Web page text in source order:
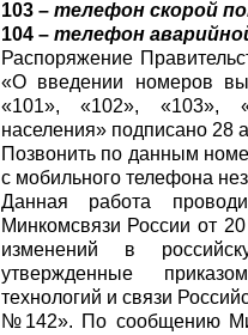
103 – телефон скорой
104 – телефон
Распоряжение
«О введении номеров
«101», «102», «103»,
населения» подписано 28
Позвонить по данным
с мобильного телефона
Данная работа
Минкомсвязи России от
изменений в
утвержденные
технологий и связи
№142». По сообщению